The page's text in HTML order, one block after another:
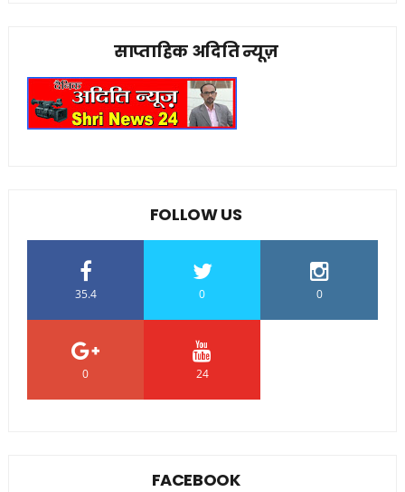
साप्ताहिक अदिति न्यूज़
FOLLOW US
35.4 0 0
0 24
FACEBOOK